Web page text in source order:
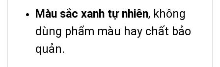
Màu sắc xanh tự nhiên, không
dùng phẩm màu hay chất bảo
quản.